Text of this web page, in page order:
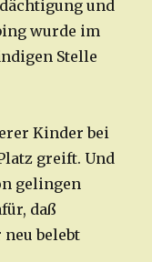
und
wurde im
Stelle
Kinder bei
greift. Und
gelingen
daß
belebt